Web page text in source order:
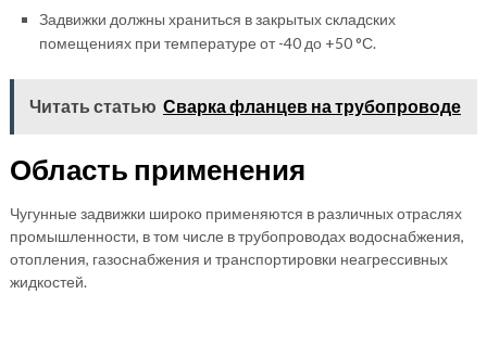
Задвижки должны храниться в закрытых складских
помещениях при температуре от -40 до +50 °С.
Читать статью Сварка фланцев на трубопроводе
Область применения
Чугунные задвижки широко применяются в различных отраслях
промышленности, в том числе в трубопроводах водоснабжения,
отопления, газоснабжения и транспортировки неагрессивных
жидкостей.